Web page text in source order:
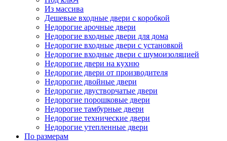
Из массива
Дешевые входные двери с коробкой
Недорогие арочные двери
Недорогие входные двери для дома
Недорогие входные двери с установкой
Недорогие входные двери с шумоизоляцией
Недорогие двери на кухню
Недорогие двери от производителя
Недорогие двойные двери
Недорогие двустворчатые двери
Недорогие порошковые двери
Недорогие тамбурные двери
Недорогие технические двери
Недорогие утепленные двери
По размерам